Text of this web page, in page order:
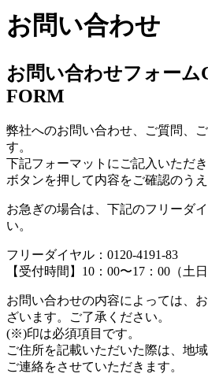
お問い合わせ
お問い合わせフォーム
FORM
弊社へのお問い合わせ、ご質問、
す。
下記フォーマットにご記入いただ
ボタンを押して内容をご確認のう
お急ぎの場合は、下記のフリーダ
い。
フリーダイヤル：0120-4191-83
【受付時間】10：00〜17：00（土
お問い合わせの内容によっては、
ざいます。ご了承ください。
(※)印は必須項目です。
ご住所を記載いただいた際は、地
ご連絡をさせていただきます。